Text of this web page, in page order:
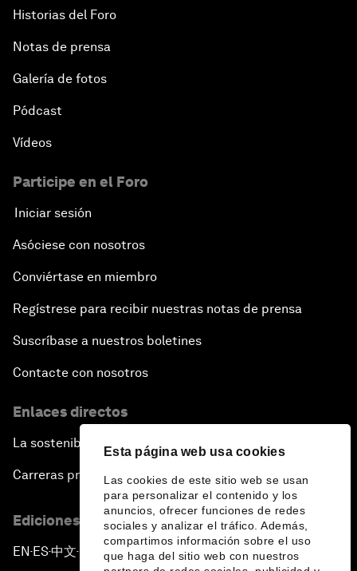
Esta página web usa cookies
Las cookies de este sitio web se usan
para personalizar el contenido y los
anuncios, ofrecer funciones de redes
sociales y analizar el tráfico. Además,
compartimos información sobre el uso
que haga del sitio web con nuestros
Historias del Foro
Notas de prensa
Galería de fotos
Pódcast
Vídeos
Participe en el Foro
Iniciar sesión
Asóciese con nosotros
Conviértase en miembro
Regístrese para recibir nuestras notas de prensa
Suscríbase a nuestros boletines
Contacte con nosotros
Enlaces directos
La sostenibilidad en el Foro
Carreras profesionales
Ediciones en otros idiomas
EN ▪ES▪中文▪ 日本語